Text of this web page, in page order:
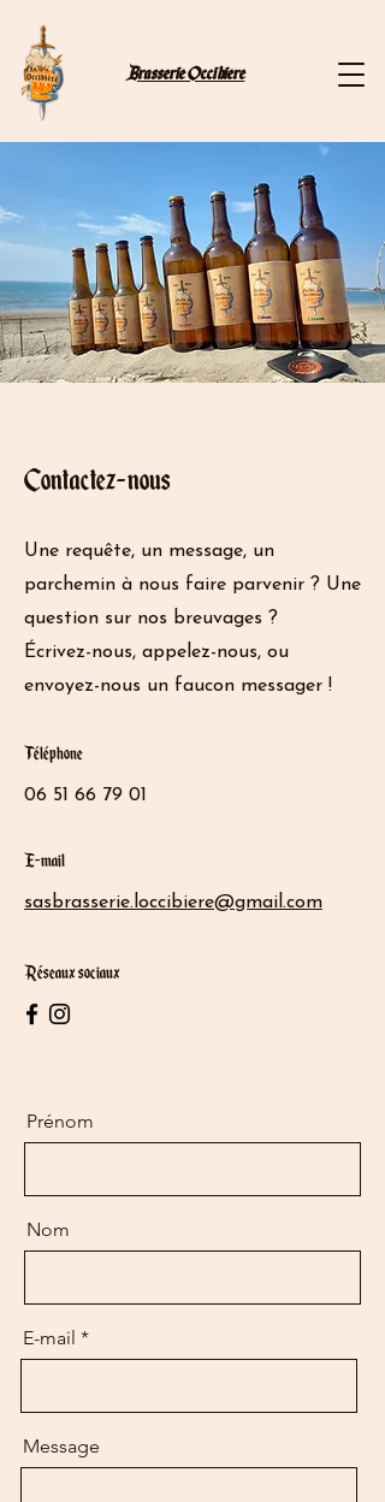
Brasserie Occibiere
Contactez-nous
Une requête, un message, un
parchemin à nous faire parvenir ? Une
question sur nos breuvages ?
Écrivez-nous, appelez-nous, ou
envoyez-nous un faucon messager !
Téléphone
06 51 66 79 01
E-mail
sasbrasserie.loccibiere@gmail.com
Réseaux sociaux
Prénom
Nom
E-mail
Message